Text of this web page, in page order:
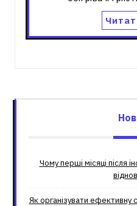
Чому перші місяці після
Як організувати